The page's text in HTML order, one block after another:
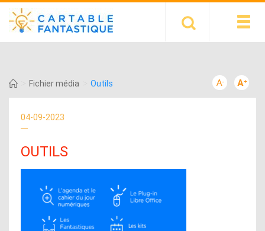
Fichier média Outils
04-09-2023
OUTILS